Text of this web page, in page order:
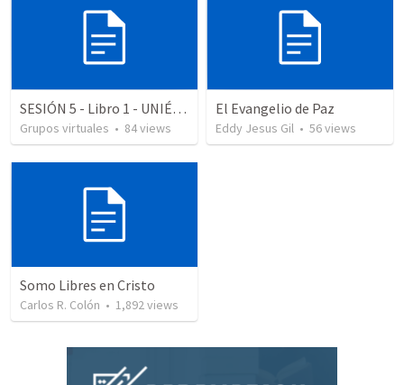
SESIÓN 5 - Libro 1 - UNIÉNDOSE A JESÚS EN LA MISIÓN Domingo
Grupos virtuales • 84views
El Evangelio de Paz
Eddy Jesus Gil • 56views
Somo Libres en Cristo
Carlos R. Colón • 1,892views